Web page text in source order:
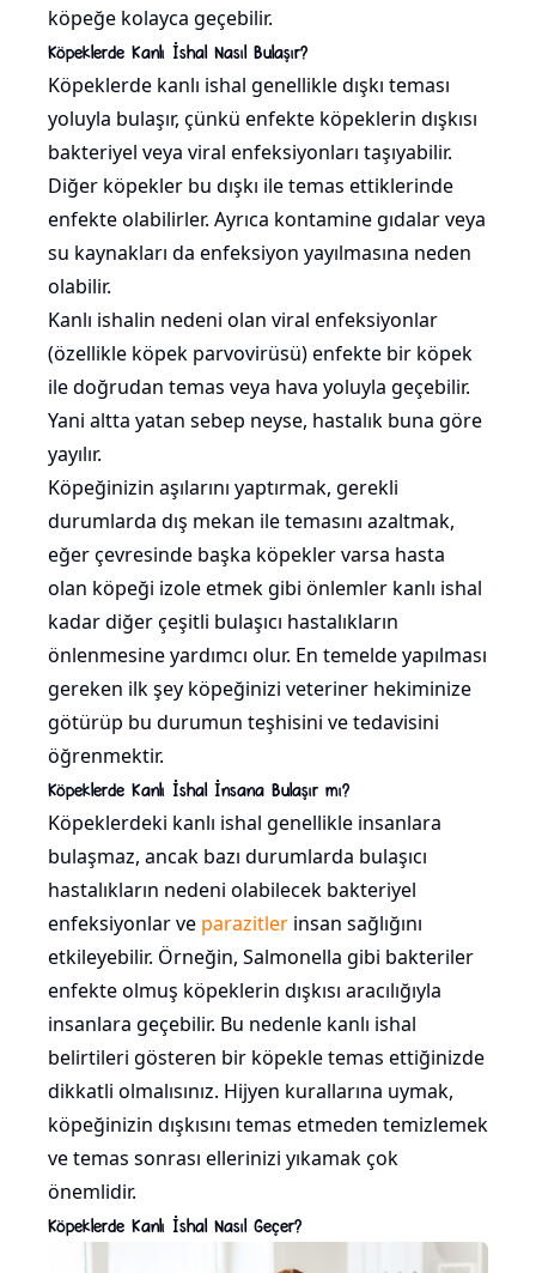
köpeğe kolayca geçebilir.
Köpeklerde Kanlı İshal Nasıl Bulaşır?
Köpeklerde kanlı ishal genellikle dışkı teması
yoluyla bulaşır, çünkü enfekte köpeklerin dışkısı
bakteriyel veya viral enfeksiyonları taşıyabilir.
Diğer köpekler bu dışkı ile temas ettiklerinde
enfekte olabilirler. Ayrıca kontamine gıdalar veya
su kaynakları da enfeksiyon yayılmasına neden
olabilir.
Kanlı ishalin nedeni olan viral enfeksiyonlar
(özellikle köpek parvovirüsü) enfekte bir köpek
ile doğrudan temas veya hava yoluyla geçebilir.
Yani altta yatan sebep neyse, hastalık buna göre
yayılır.
Köpeğinizin aşılarını yaptırmak, gerekli
durumlarda dış mekan ile temasını azaltmak,
eğer çevresinde başka köpekler varsa hasta
olan köpeği izole etmek gibi önlemler kanlı ishal
kadar diğer çeşitli bulaşıcı hastalıkların
önlenmesine yardımcı olur. En temelde yapılması
gereken ilk şey köpeğinizi veteriner hekiminize
götürüp bu durumun teşhisini ve tedavisini
öğrenmektir.
Köpeklerde Kanlı İshal İnsana Bulaşır mı?
Köpeklerdeki kanlı ishal genellikle insanlara
bulaşmaz, ancak bazı durumlarda bulaşıcı
hastalıkların nedeni olabilecek bakteriyel
enfeksiyonlar ve parazitler insan sağlığını
etkileyebilir. Örneğin, Salmonella gibi bakteriler
enfekte olmuş köpeklerin dışkısı aracılığıyla
insanlara geçebilir. Bu nedenle kanlı ishal
belirtileri gösteren bir köpekle temas ettiğinizde
dikkatli olmalısınız. Hijyen kurallarına uymak,
köpeğinizin dışkısını temas etmeden temizlemek
ve temas sonrası ellerinizi yıkamak çok
önemlidir.
Köpeklerde Kanlı İshal Nasıl Geçer?